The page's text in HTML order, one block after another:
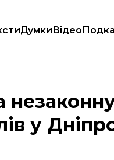
ДумкиВідео
каналів у
у